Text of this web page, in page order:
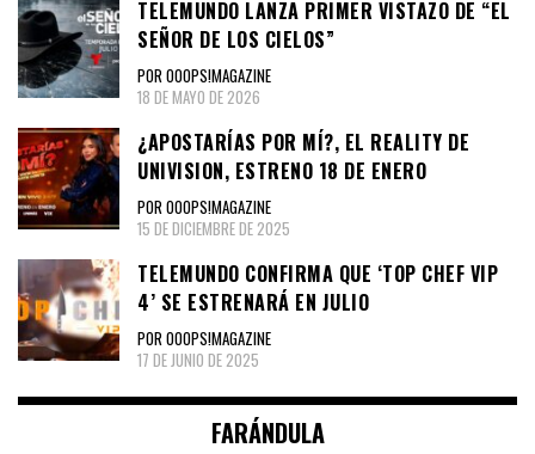
TELEMUNDO LANZA PRIMER VISTAZO DE “EL
SEÑOR DE LOS CIELOS”
POR OOOPS!MAGAZINE
18 DE MAYO DE 2026
¿APOSTARÍAS POR MÍ?, EL REALITY DE
UNIVISION, ESTRENO 18 DE ENERO
POR OOOPS!MAGAZINE
15 DE DICIEMBRE DE 2025
TELEMUNDO CONFIRMA QUE ‘TOP CHEF VIP
4’ SE ESTRENARÁ EN JULIO
POR OOOPS!MAGAZINE
17 DE JUNIO DE 2025
FARÁNDULA